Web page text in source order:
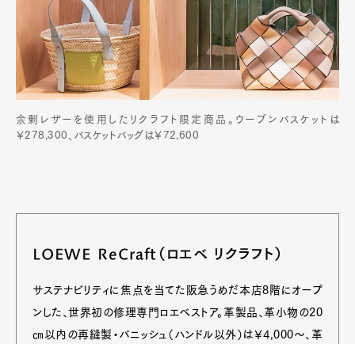
余剰レザーを使用したリクラフト限定商品。ウーブンバスケットは
￥278,300、バスケットバッグは￥72,600
LOEWE ReCraft（ロエベ リクラフト）
サステナビリティに焦点を当てた阪急うめだ本店8階にオープ
ンした、世界初の修理専門ロエベストア。革製品、革小物の20
㎝以内の再縫製・バニッシュ（ハンドル以外）は￥4,000～、革